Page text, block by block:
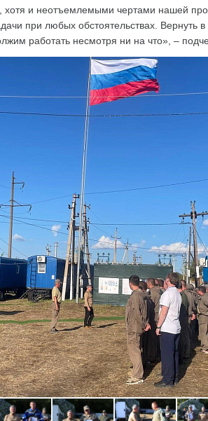
хотя и неотъемлемыми чертами нашей
при любых обстоятельствах. Вернуть
работать несмотря ни на что», –